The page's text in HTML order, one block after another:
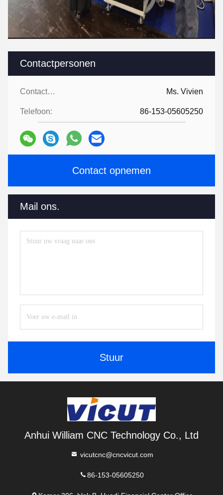
Contactpersonen
Contactpersonen: Ms. Vivien
Telefoon: 86-153-05605250
Contact opnemen
Mail ons.
Stuur
Anhui William CNC Technology Co., Ltd
vicutcnc@cncvicut.com
86-153-05605250